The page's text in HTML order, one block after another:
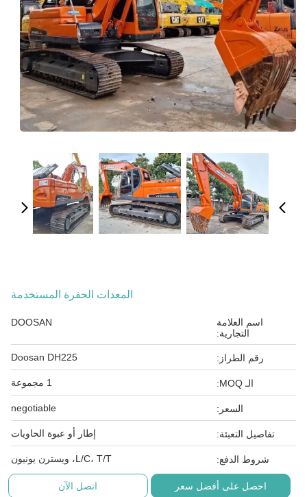
المعدات الحفرة المستخدمة
اسم العلامة
التجارية:
DOOSAN
رقم الطراز: Doosan DH225
الـ MOQ: 1 مجموعة
السعر: negotiable
تفاصيل التعبئة: إطار أو عبوة الحاويات
شروط الدفع: L/C، T/T، ويسترن يونيون
احصل على أفضل سعر اتصل الآن